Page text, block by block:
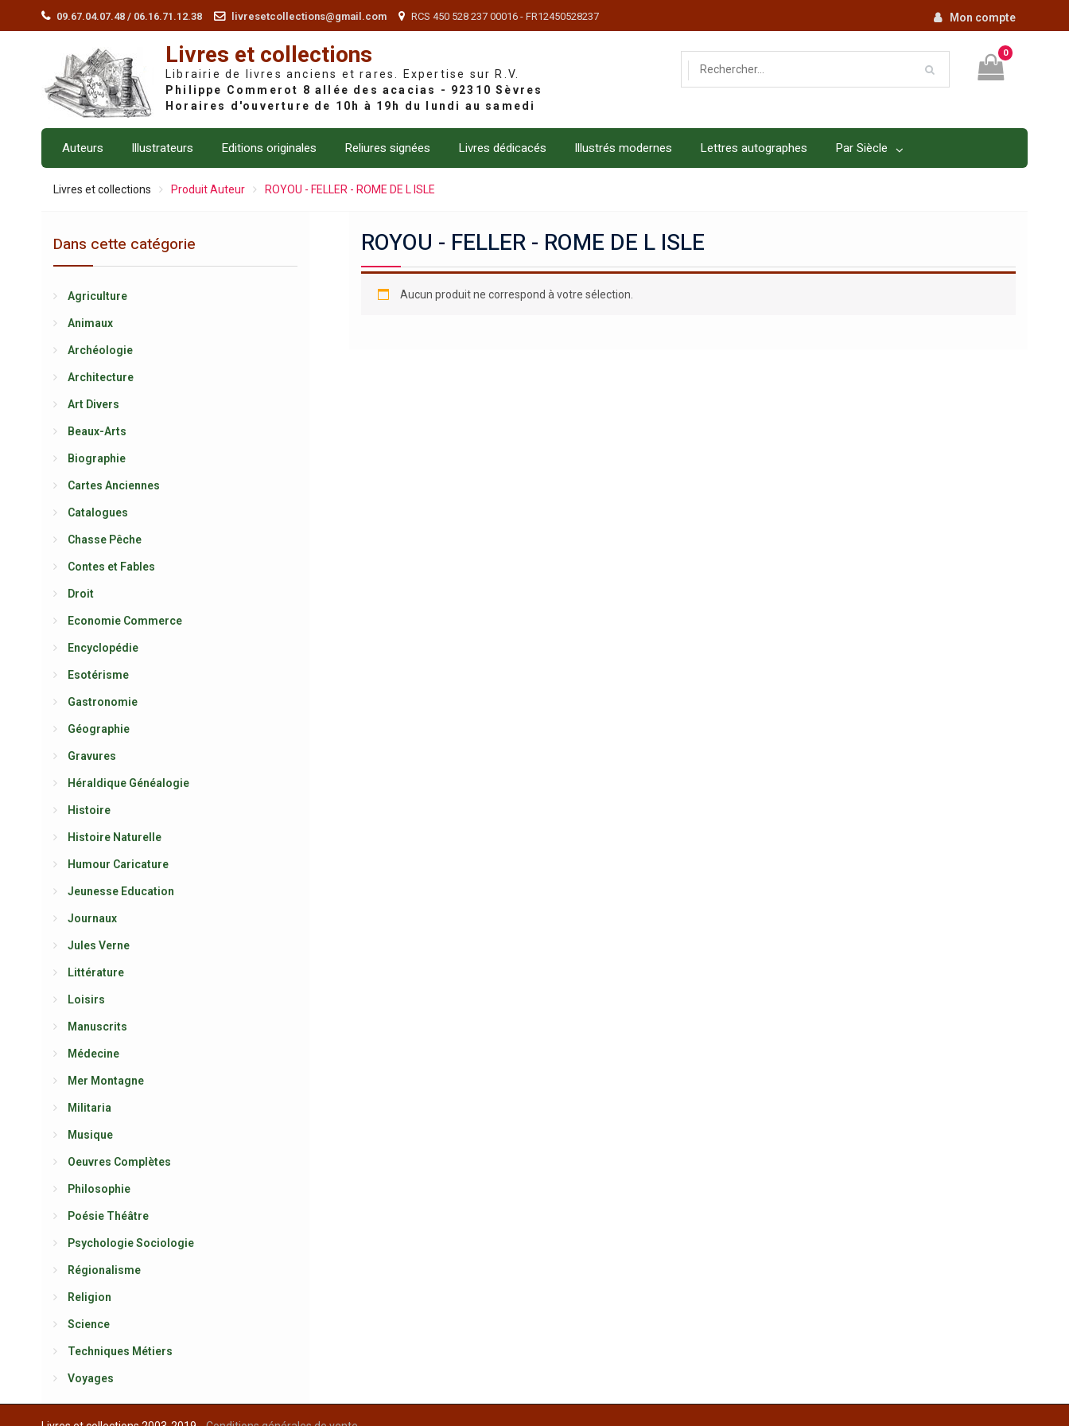
09.67.04.07.48 / 06.16.71.12.38 livresetcollections@gmail.com RCS 450 528 237 00016 - FR12450528237 Mon compte
Livres et collections
Librairie de livres anciens et rares. Expertise sur R.V.
0
Auteurs Illustrateurs Editions originales Reliures signées Livres dédicacés Illustrés modernes Lettres autographes Par Siècle
Livres et collections Produit Auteur ROYOU - FELLER - ROME DE L ISLE
ROYOU - FELLER - ROME DE L ISLE
Aucun produit ne correspond à votre sélection.
Dans cette catégorie
Agriculture
Animaux
Archéologie
Architecture
Art Divers
Beaux-Arts
Biographie
Cartes Anciennes
Catalogues
Chasse Pêche
Contes et Fables
Droit
Economie Commerce
Encyclopédie
Esotérisme
Gastronomie
Géographie
Gravures
Héraldique Généalogie
Histoire
Histoire Naturelle
Humour Caricature
Jeunesse Education
Journaux
Jules Verne
Littérature
Loisirs
Manuscrits
Médecine
Mer Montagne
Militaria
Musique
Oeuvres Complètes
Philosophie
Poésie Théâtre
Psychologie Sociologie
Régionalisme
Religion
Science
Techniques Métiers
Voyages